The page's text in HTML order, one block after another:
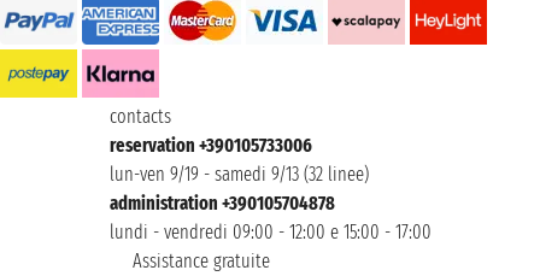
contacts
reservation +390105733006
lun-ven 9/19 - samedi 9/13 (32 linee)
administration +390105704878
lundi - vendredi 09:00 - 12:00 e 15:00 - 17:00
Assistance gratuite